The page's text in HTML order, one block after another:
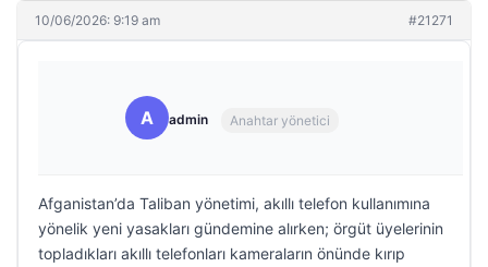
10/06/2026: 9:19 am #21271
A admin Anahtar yönetici
Afganistan’da Taliban yönetimi, akıllı telefon kullanımına
yönelik yeni yasakları gündemine alırken; örgüt üyelerinin
topladıkları akıllı telefonları kameraların önünde kırıp